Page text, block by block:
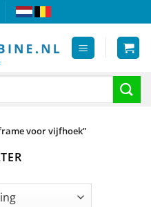
voor vijfhoek”